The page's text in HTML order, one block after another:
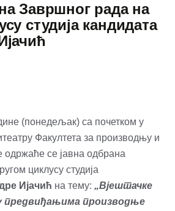
Завршног рада на
студија кандидата
(понедељак) са почетком у
Факултета за производњу и
се јавна одбрана
циклусу студија
Ијачић на тему: „Вјештачке
предвиђањима производње